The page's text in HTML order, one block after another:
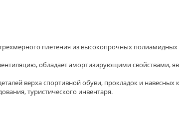
плетения из высокопрочных
обладает амортизирующими свойствами,
верха спортивной обуви, прокладок и
туристического инвентаря.